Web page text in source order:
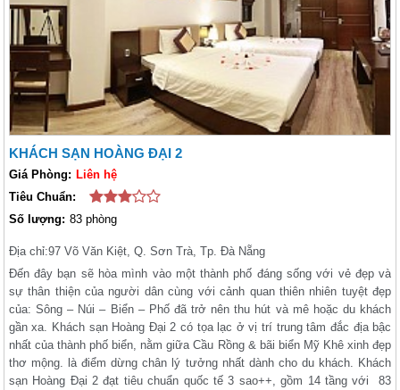
KHÁCH SẠN HOÀNG ĐẠI 2
Giá Phòng: Liên hệ
Tiêu Chuẩn:
Số lượng: 83 phòng
Địa chỉ:97 Võ Văn Kiệt, Q. Sơn Trà, Tp. Đà Nẵng
Đến đây bạn sẽ hòa mình vào một thành phố đáng sống với vẻ đẹp và
sự thân thiện của người dân cùng với cảnh quan thiên nhiên tuyệt đẹp
của: Sông – Núi – Biển – Phố đã trở nên thu hút và mê hoặc du khách
gần xa. Khách sạn Hoàng Đại 2 có tọa lạc ở vị trí trung tâm đắc địa bậc
nhất của thành phố biển, nằm giữa Cầu Rồng & bãi biển Mỹ Khê xinh đẹp
thơ mộng. là điểm dừng chân lý tưởng nhất dành cho du khách. Khách
sạn Hoàng Đại 2 đạt tiêu chuẩn quốc tế 3 sao++, gồm 14 tầng với 83